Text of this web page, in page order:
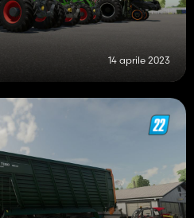
14 aprile 2023